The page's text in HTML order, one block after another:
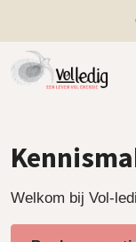
Welkom bij Vol-